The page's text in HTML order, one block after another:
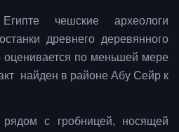
чешские археологи
древнего деревянного
оценивается по меньшей мере
найден в районе Абу Сейр к
рядом с гробницей, носящей